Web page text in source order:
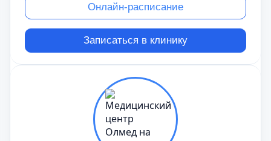
Онлайн-расписание
Записаться в клинику